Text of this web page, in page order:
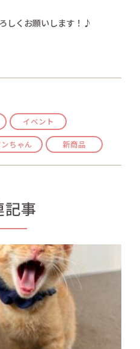
しくお願いします！♪
イベント
ちゃん 新商品
記事